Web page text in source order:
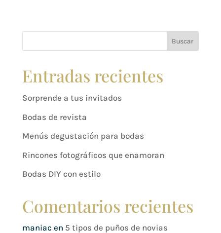
Buscar
Entradas recientes
Sorprende a tus invitados
Bodas de revista
Menús degustación para bodas
Rincones fotográficos que enamoran
Bodas DIY con estilo
Comentarios recientes
maniac en 5 tipos de puños de novias